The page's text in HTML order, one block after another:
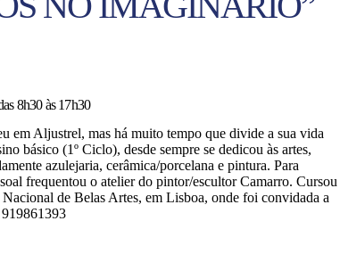
8h30 às 17h30
em Aljustrel, mas há muito tempo que divide a sua vida
básico (1º Ciclo), desde sempre se dedicou às artes,
azulejaria, cerâmica/porcelana e pintura. Para
frequentou o atelier do pintor/escultor Camarro. Cursou
de Belas Artes, em Lisboa, onde foi convidada a